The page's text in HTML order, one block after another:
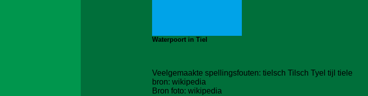
Waterpoort in Tiel
Veelgemaakte spellingsfouten: tielsch Tilsch Tyel tijl tiele
bron: wikipedia
Bron foto: wikipedia